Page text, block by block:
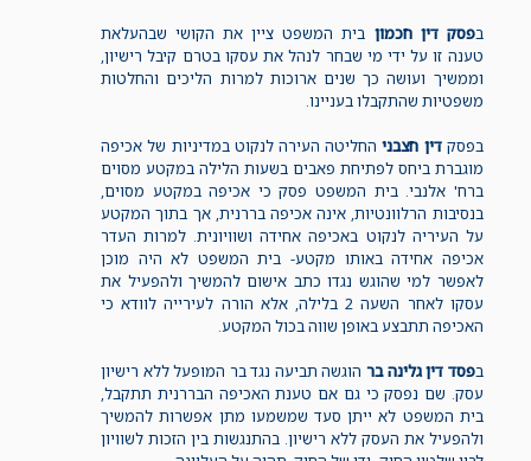
בפסק דין חכמון בית המשפט ציין את הקושי שבהעלאת
טענה זו על ידי מי שבחר לנהל את עסקו בטרם קיבל רישיון,
וממשיך ועושה כך שנים ארוכות למרות הליכים והחלטות
משפטיות שהתקבלו בעניינו.
בפסקדין חצבניהחליטה העירה לנקוט במדיניות של אכיפה
מוגברת ביחס לפתיחת פאבים בשעות הלילה במקטע מסוים
ברח' אלנבי. בית המשפט פסק כי אכיפה במקטע מסוים,
בנסיבות הרלוונטיות, אינה אכיפה בררנית, אך בתוך המקטע
על העיריה לנקוט באכיפה אחידה ושוויונית. למרות העדר
אכיפה אחידה באותו מקטע- בית המשפט לא היה מוכן
לאפשר למי שהוגש נגדו כתב אישום להמשיך ולהפעיל את
עסקו לאחר השעה 2 בלילה, אלא הורה לעירייה לוודא כי
האכיפה תתבצע באופן שווה בכול המקטע.
בפסד דין גלינה ברהוגשה תביעה נגד בר המופעל ללא רישיון
עסק. שם נפסק כי גם אם טענת האכיפה הבררנית תתקבל,
בית המשפט לא ייתן סעד שמשמעו מתן אפשרות להמשיך
ולהפעיל את העסק ללא רישיון. בהתנגשות בין הזכות לשוויון